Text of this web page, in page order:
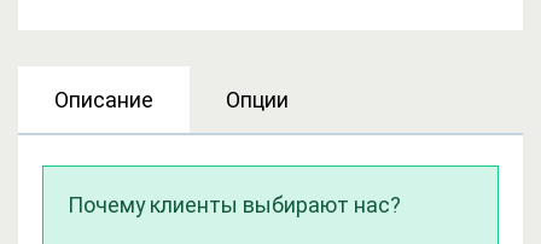
Описание Опции
Почему клиенты выбирают нас?